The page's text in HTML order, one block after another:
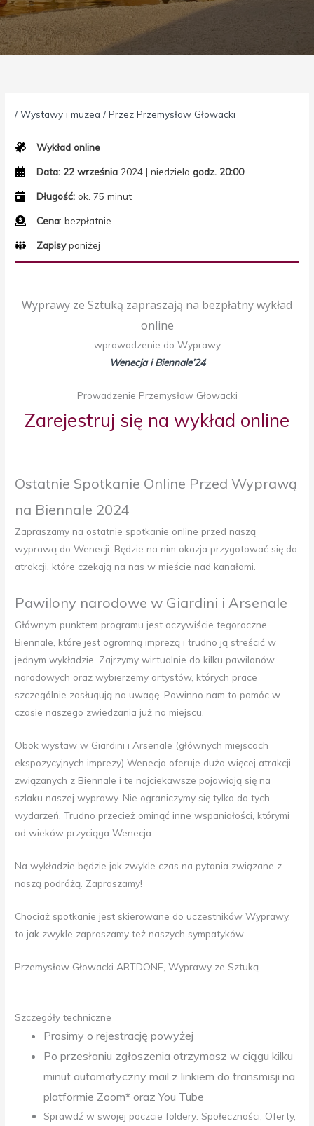
/Wystawy i muzea / PrzezPrzemysław Głowacki
Wykład online
Data: 22 września 2024 | niedzielagodz. 20:00
Długość: ok. 75 minut
Cena: bezpłatnie
Zapisyponiżej
Wyprawy ze Sztuką zapraszają na bezpłatny wykład
online
wprowadzenie do Wyprawy
Wenecja i Biennale’24
Prowadzenie Przemysław Głowacki
Zarejestruj się na wykład online
Ostatnie Spotkanie Online Przed Wyprawą
na Biennale 2024
Zapraszamy na ostatnie spotkanie online przed naszą
wyprawą do Wenecji. Będzie na nim okazja przygotować się do
atrakcji, które czekają na nas w mieście nad kanałami.
Pawilony narodowe w Giardini i Arsenale
Głównym punktem programu jest oczywiście tegoroczne
Biennale, które jest ogromną imprezą i trudno ją streścić w
jednym wykładzie. Zajrzymy wirtualnie do kilku pawilonów
narodowych oraz wybierzemy artystów, których prace
szczególnie zasługują na uwagę. Powinno nam to pomóc w
czasie naszego zwiedzania już na miejscu.
Obok wystaw w Giardini i Arsenale (głównych miejscach
ekspozycyjnych imprezy) Wenecja oferuje dużo więcej atrakcji
związanych z Biennale i te najciekawsze pojawiają się na
szlaku naszej wyprawy. Nie ograniczymy się tylko do tych
wydarzeń. Trudno przecież ominąć inne wspaniałości, którymi
od wieków przyciąga Wenecja.
Na wykładzie będzie jak zwykle czas na pytania związane z
naszą podróżą. Zapraszamy!
Chociaż spotkanie jest skierowane do uczestników Wyprawy,
to jak zwykle zapraszamy też naszych sympatyków.
Przemysław Głowacki ARTDONE, Wyprawy ze Sztuką
Szczegóły techniczne
Prosimy o rejestrację powyżej
Po przesłaniu zgłoszenia otrzymasz w ciągu kilku
minut automatyczny mail z linkiem do transmisji na
platformie Zoom* oraz You Tube
Sprawdź w swojej poczcie foldery: Społeczności, Oferty,